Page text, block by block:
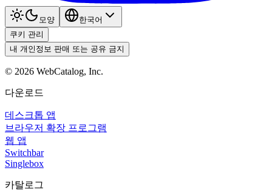
모양
한국어
쿠키 관리
내 개인정보 판매 또는 공유 금지
© 2026 WebCatalog, Inc.
다운로드
데스크톱 앱
브라우저 확장 프로그램
웹 앱
Switchbar
Singlebox
카탈로그